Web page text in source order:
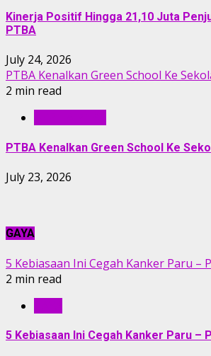
Kinerja Positif Hingga 21,10 Juta
PTBA
July 24, 2026
PTBA Kenalkan Green School Ke
2 min read
PTBA Kenalkan Green School Ke
July 23, 2026
GAYA
5 Kebiasaan Ini Cegah Kanker Paru –
2 min read
5 Kebiasaan Ini Cegah Kanker Paru –